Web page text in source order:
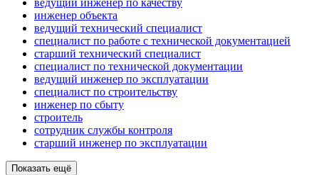
ведущий инженер по качеству
инженер объекта
ведущий технический специалист
специалист по работе с технической документацией
старший технический специалист
специалист по технической документации
ведущий инженер по эксплуатации
специалист по строительству
инженер по сбыту
строитель
сотрудник службы контроля
старший инженер по эксплуатации
Показать ещё